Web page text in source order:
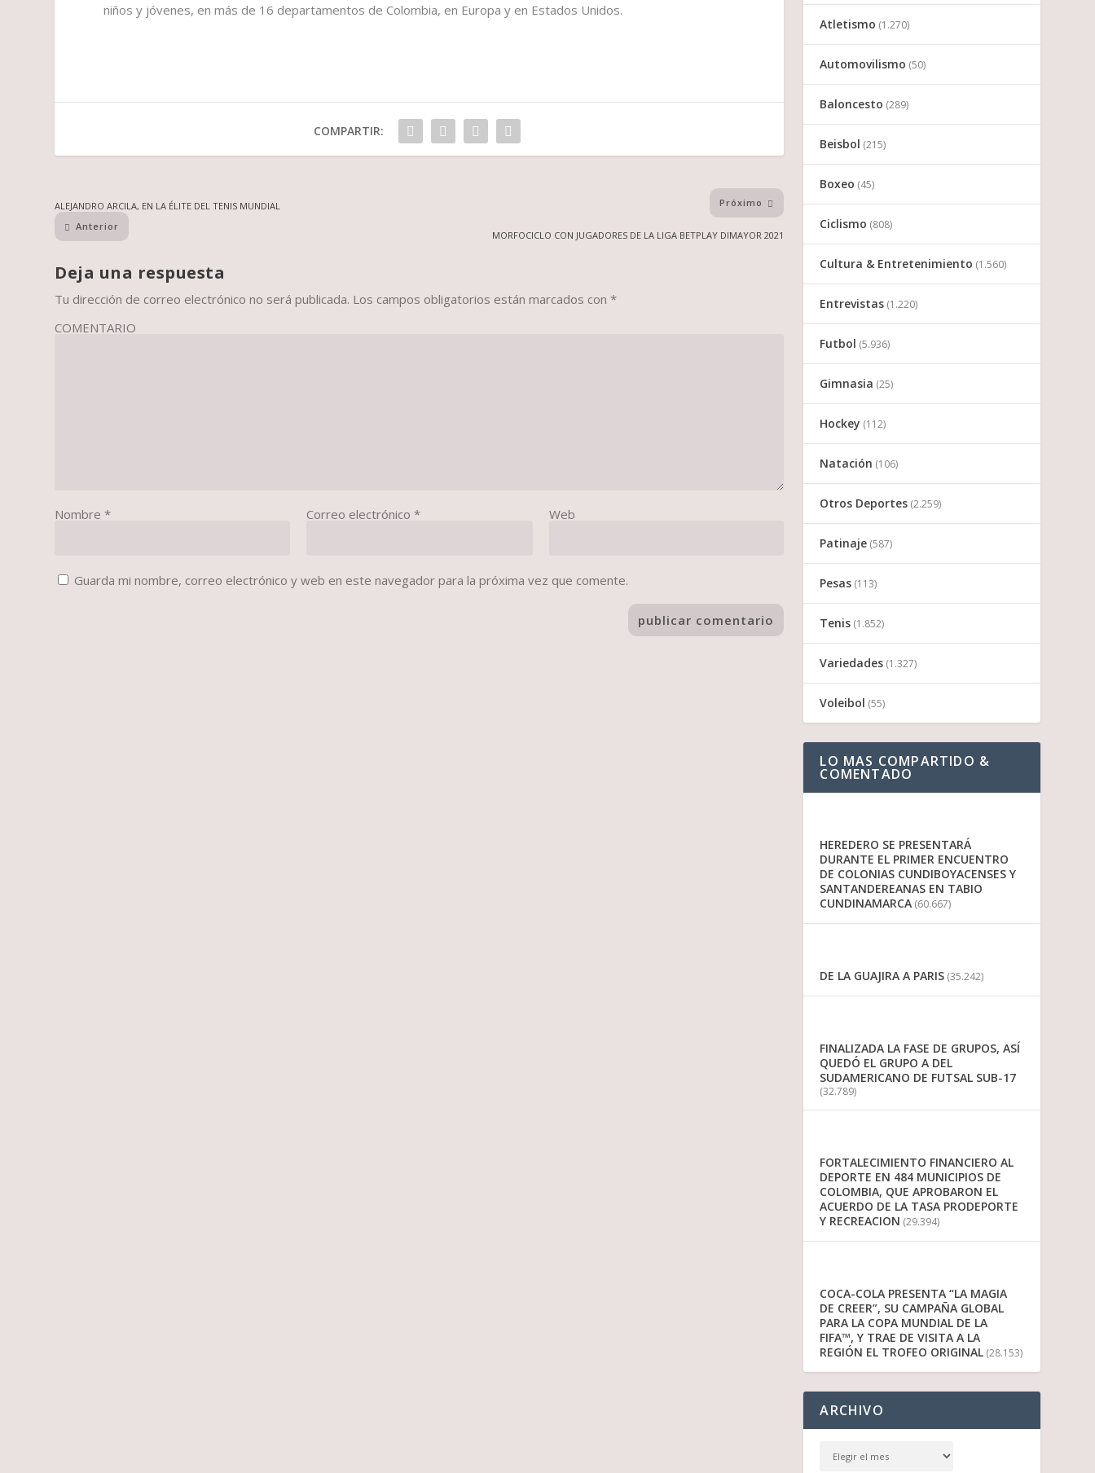
niños y jóvenes, en más de 16 departamentos de Colombia, en Europa y en Estados Unidos.
COMPARTIR:
ALEJANDRO ARCILA, EN LA ÉLITE DEL TENIS MUNDIAL
Anterior
Próximo
MORFOCICLO CON JUGADORES DE LA LIGA BETPLAY DIMAYOR 2021
Deja una respuesta
Tu dirección de correo electrónico no será publicada. Los campos obligatorios están marcados con*
COMENTARIO
Nombre* Correo electrónico * Web
Guarda mi nombre, correo electrónico y web en este navegador para la próxima vez que comente.
Atletismo (1.270)
Automovilismo (50)
Baloncesto (289)
Beisbol (215)
Boxeo (45)
Ciclismo (808)
Cultura & Entretenimiento (1.560)
Entrevistas (1.220)
Futbol (5.936)
Gimnasia (25)
Hockey (112)
Natación (106)
Otros Deportes (2.259)
Patinaje (587)
Pesas (113)
Tenis (1.852)
Variedades (1.327)
Voleibol (55)
LO MAS COMPARTIDO &
COMENTADO
HEREDERO SE PRESENTARÁ
DURANTE EL PRIMER ENCUENTRO
DE COLONIAS CUNDIBOYACENSES Y
SANTANDEREANAS EN TABIO
CUNDINAMARCA (60.667)
DE LA GUAJIRA A PARIS (35.242)
FINALIZADA LA FASE DE GRUPOS, ASÍ
QUEDÓ EL GRUPO A DEL
SUDAMERICANO DE FUTSAL SUB-17
(32.789)
FORTALECIMIENTO FINANCIERO AL
DEPORTE EN 484 MUNICIPIOS DE
COLOMBIA, QUE APROBARON EL
ACUERDO DE LA TASA PRODEPORTE
Y RECREACION (29.394)
COCA-COLA PRESENTA “LA MAGIA
DE CREER”, SU CAMPAÑA GLOBAL
PARA LA COPA MUNDIAL DE LA
FIFA™, Y TRAE DE VISITA A LA
REGIÓN EL TROFEO ORIGINAL (28.153)
ARCHIVO